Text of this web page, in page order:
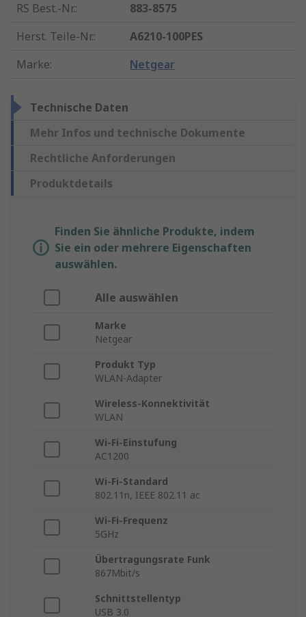
RS Best.-Nr.:
883-8575
Herst. Teile-Nr.:
A6210-100PES
Marke: Netgear
Technische Daten
Mehr Infos und technische Dokumente
Rechtliche Anforderungen
Produktdetails
Finden Sie ähnliche Produkte, indem
Sie ein oder mehrere Eigenschaften
auswählen.
Alle auswählen
Marke
Netgear
Produkt Typ
WLAN-Adapter
Wireless-Konnektivität
WLAN
Wi-Fi-Einstufung
AC1200
Wi-Fi-Standard
802.11n, IEEE 802.11 ac
Wi-Fi-Frequenz
5GHz
Übertragungsrate Funk
867Mbit/s
Schnittstellentyp
USB 3.0